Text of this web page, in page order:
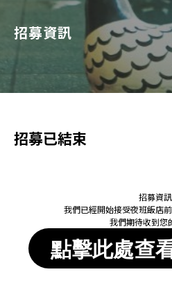
> 點擊此處查看、更
招募資訊
招募已結束
招募資訊
我們已經開始接受夜班飯店
我們期待收到您
點擊此處查